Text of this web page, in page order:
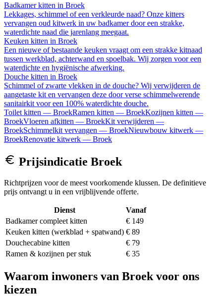
Badkamer kitten in Broek
Lekkages, schimmel of een verkleurde naad? Onze kitters
vervangen oud kitwerk in uw badkamer door een strakke,
waterdichte naad die jarenlang meegaat.
Keuken kitten in Broek
Een nieuwe of bestaande keuken vraagt om een strakke kitnaad
tussen werkblad, achterwand en spoelbak. Wij zorgen voor een
waterdichte en hygiënische afwerking.
Douche kitten in Broek
Schimmel of zwarte vlekken in de douche? Wij verwijderen de
aangetaste kit en vervangen deze door verse schimmelwerende
sanitairkit voor een 100% waterdichte douche.
Toilet kitten — BroekRamen kitten — BroekKozijnen kitten —
BroekVloeren afkitten — BroekKit verwijderen —
BroekSchimmelkit vervangen — BroekNieuwbouw kitwerk —
BroekRenovatie kitwerk — Broek
Prijsindicatie Broek
Richtprijzen voor de meest voorkomende klussen. De definitieve
prijs ontvangt u in een vrijblijvende offerte.
Dienst
Vanaf
Badkamer compleet kitten
€ 149
Keuken kitten (werkblad + spatwand) € 89
Douchecabine kitten
€ 79
Ramen & kozijnen per stuk
€ 35
Waarom inwoners van Broek voor ons
kiezen